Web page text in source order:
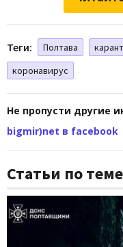
Теги: Полтава
коронавирус
Не пропусти другие
bigmir)net в facebook
Статьи по теме